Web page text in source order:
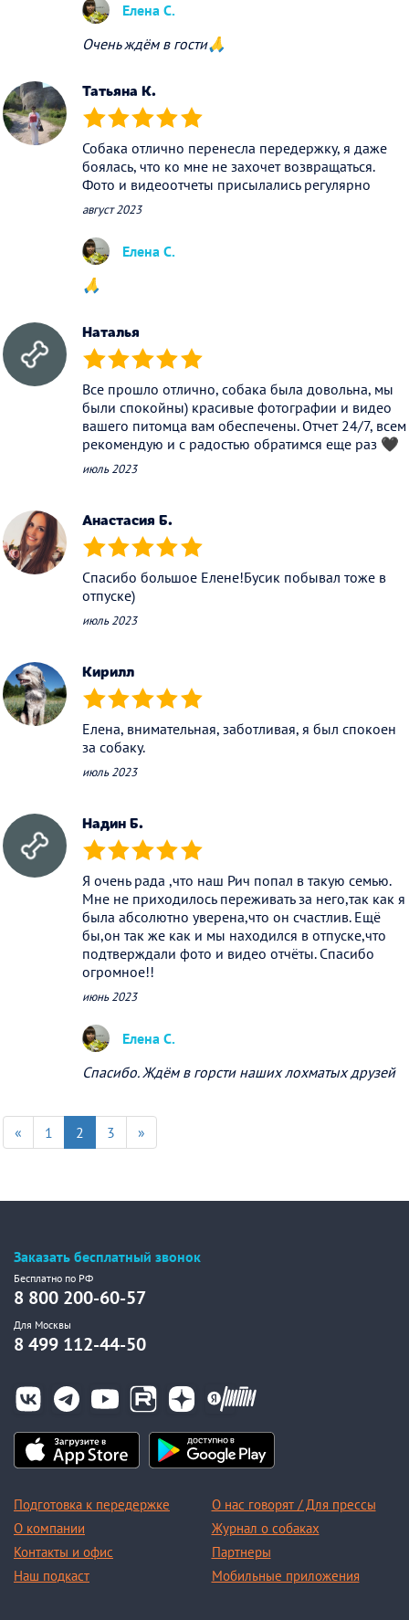
Елена С.
Очень ждём в гости🙏
Татьяна К.
(*) (*) (*) (*) (*)
Собака отлично перенесла передержку, я даже
боялась, что ко мне не захочет возвращаться.
Фото и видеоотчеты присылались регулярно
август 2023
Елена С.
🙏
Наталья
(*) (*) (*) (*) (*)
Все прошло отлично, собака была довольна, мы
были спокойны) красивые фотографии и видео
вашего питомца вам обеспечены. Отчет 24/7, всем
рекомендую и с радостью обратимся еще раз 🖤
июль 2023
Анастасия Б.
(*) (*) (*) (*) (*)
Спасибо большое Елене!Бусик побывал тоже в
отпуске)
июль 2023
Кирилл
(*) (*) (*) (*) (*)
Елена, внимательная, заботливая, я был спокоен
за собаку.
июль 2023
Надин Б.
(*) (*) (*) (*) (*)
Я очень рада ,что наш Рич попал в такую семью.
Мне не приходилось переживать за него,так как я
была абсолютно уверена,что он счастлив. Ещё
бы,он так же как и мы находился в отпуске,что
подтверждали фото и видео отчёты. Спасибо
огромное!!
июнь 2023
Елена С.
Спасибо. Ждём в горсти наших лохматых друзей
« 1 2 3 »
Заказать бесплатный звонок
Бесплатно по РФ
8 800 200-60-57
Для Москвы
8 499 112-44-50
Подготовка к передержке
О компании
Контакты и офис
Наш подкаст
О нас говорят / Для прессы
Журнал о собаках
Партнеры
Мобильные приложения